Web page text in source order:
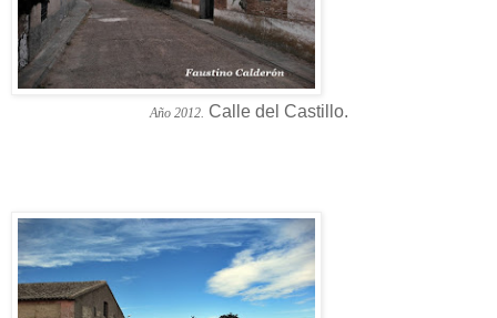
Año 2012. Calle del Castillo.